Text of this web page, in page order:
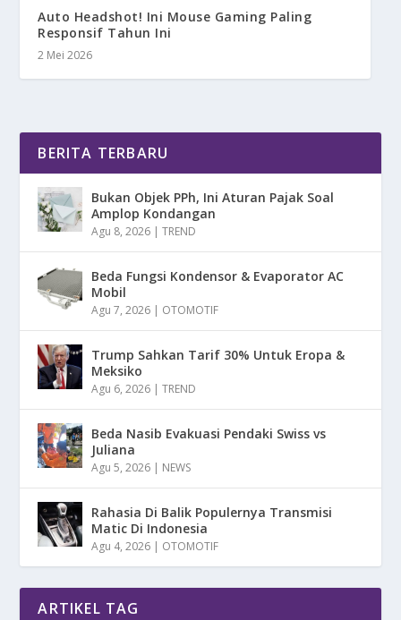
Auto Headshot! Ini Mouse Gaming Paling
Responsif Tahun Ini
2 Mei 2026
BERITA TERBARU
Bukan Objek PPh, Ini Aturan Pajak Soal
Amplop Kondangan
Agu 8, 2026 |TREND
Beda Fungsi Kondensor & Evaporator AC
Mobil
Agu 7, 2026 | OTOMOTIF
Trump Sahkan Tarif 30% Untuk Eropa &
Meksiko
Agu 6, 2026 |TREND
Beda Nasib Evakuasi Pendaki Swiss vs
Juliana
Agu 5, 2026 | NEWS
Rahasia Di Balik Populernya Transmisi
Matic Di Indonesia
Agu 4, 2026 | OTOMOTIF
ARTIKEL TAG